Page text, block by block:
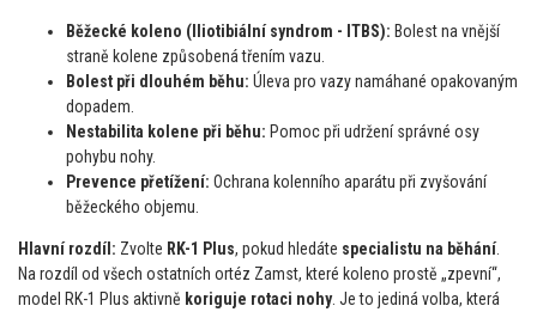
Běžecké koleno (Iliotibiální syndrom - ITBS): Bolest na vnější
straně kolene způsobená třením vazu.
Bolest při dlouhém běhu: Úleva pro vazy namáhané opakovaným
dopadem.
Nestabilita kolene při běhu: Pomoc při udržení správné osy
pohybu nohy.
Prevence přetížení: Ochrana kolenního aparátu při zvyšování
běžeckého objemu.
Hlavní rozdíl: Zvolte RK-1 Plus, pokud hledáte specialistu na běhání.
Na rozdíl od všech ostatních ortéz Zamst, které koleno prostě „zpevní“,
model RK-1 Plus aktivně koriguje rotaci nohy. Je to jediná volba, která